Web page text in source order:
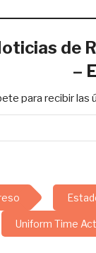
de
–
para recibir las
Uniform Time Act